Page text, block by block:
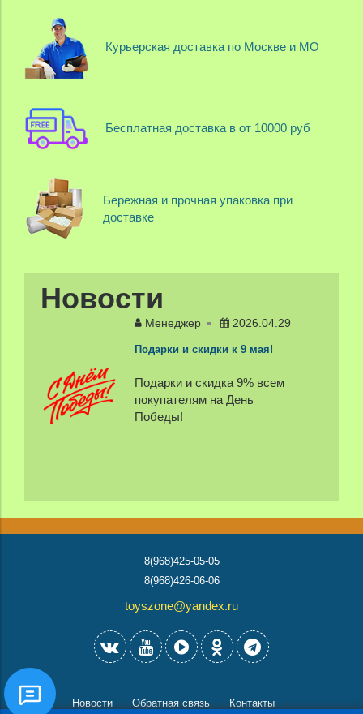
Курьерская доставка по Москве и МО
Бесплатная доставка в от 10000 руб
Бережная и прочная упаковка при
доставке
Новости
Менеджер 2026.04.29
Подарки и скидки к 9 мая!
Подарки и скидка 9% всем
покупателям на День
Победы!
8(968)425-05-05
8(968)426-06-06
toyszone@yandex.ru
Новости Обратная связь Контакты